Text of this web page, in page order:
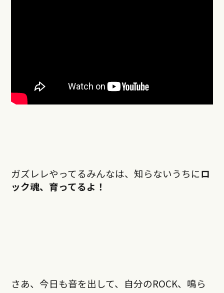
ガズレレやってるみんなは、知らないうちにロ
ック魂、育ってるよ！
さあ、今日も音を出して、自分のROCK、鳴ら